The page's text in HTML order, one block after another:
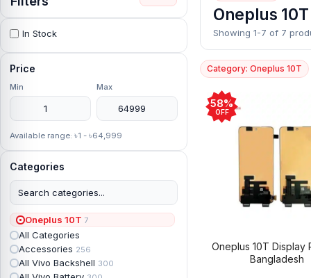
In Stock
Price
Min Max
Available range: ৳1 - ৳64,999
Categories
Oneplus 10T 7
All Categories
Accessories 256
All Vivo Backshell 300
Oneplus 10T
Showing 1-7 of 7
Category: Oneplus 10T
58%
OFF
Oneplus 10T Display
Bangladesh